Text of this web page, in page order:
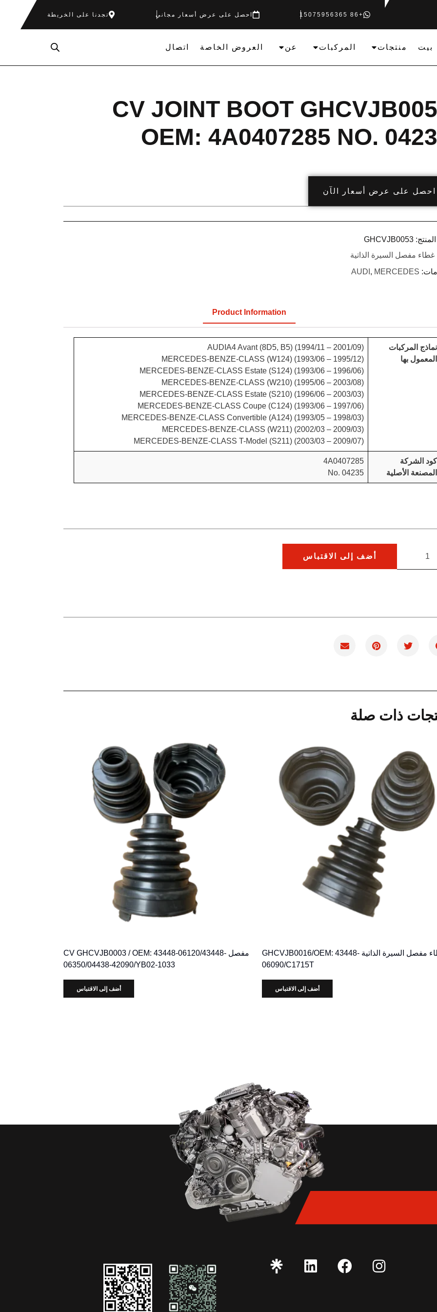
+86 15075956365 احصل على عرض أسعار مجاني تجدنا على الخريطة
بيت منتجات المركبات عن العروض الخاصة اتصال
CV JOINT BOOT
OEM: 4A0407285 NO.
احصل على عرض أسعار الآن
GHCVJB0053
غطاء مفصل السيرة الذاتية
AUDI , MERCEDES
Product Information
نماذج المركبات
المعمول بها
AUDIA4 Avant (8D5, B5) (1994/11 – 2001/09)
MERCEDES-BENZE-CLASS (W124) (1993/06 – 1995/12)
MERCEDES-BENZE-CLASS Estate (S124) (1993/06 – 1996/06)
MERCEDES-BENZE-CLASS (W210) (1995/06 – 2003/08)
MERCEDES-BENZE-CLASS Estate (S210) (1996/06 – 2003/03)
MERCEDES-BENZE-CLASS Coupe (C124) (1993/06 – 1997/06)
MERCEDES-BENZE-CLASS Convertible (A124) (1993/05 – 1998/03)
MERCEDES-BENZE-CLASS (W211) (2002/03 – 2009/03)
MERCEDES-BENZE-CLASS T-Model (S211) (2003/03 – 2009/07)
كود الشركة
المصنعة الأصلية
4A0407285
No. 04235
أضف إلى الاقتباس
ذات صلة
غطاء مفصل السيرة الذاتية GHCVJB0016/OEM: 43448-
06090/C1715T
أضف إلى الاقتباس
مفصل CV GHCVJB0003 / OEM: 43448-06120/43448-
06350/04438-42090/YB02-1033
أضف إلى الاقتباس